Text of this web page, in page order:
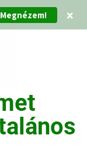
Megnézem! ×